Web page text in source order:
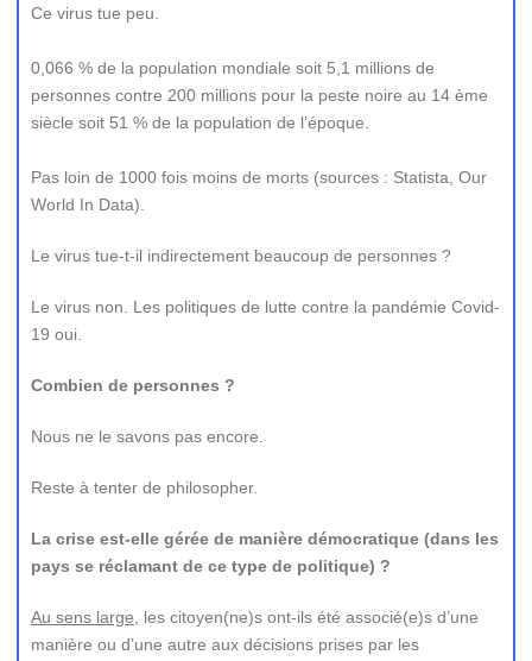
Ce virus tue peu.
0,066 % de la population mondiale soit 5,1 millions de
personnes contre 200 millions pour la peste noire au 14 ème
siècle soit 51 % de la population de l’époque.
Pas loin de 1000 fois moins de morts (sources : Statista, Our
World In Data).
Le virus tue-t-il indirectement beaucoup de personnes ?
Le virus non. Les politiques de lutte contre la pandémie Covid-
19 oui.
Combien de personnes ?
Nous ne le savons pas encore.
Reste à tenter de philosopher.
La crise est-elle gérée de manière démocratique (dans les
pays se réclamant de ce type de politique) ?
Au sens large , les citoyen(ne)s ont-ils été associé(e)s d’une
manière ou d’une autre aux décisions prises par les